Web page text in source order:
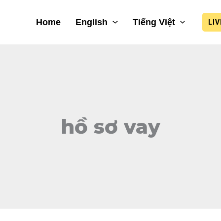
Home English Tiếng Việt
hồ sơ vay